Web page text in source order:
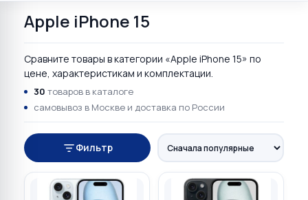
Apple iPhone 15
Сравните товары в категории «Apple iPhone 15» по
цене, характеристикам и комплектации.
30 товаров в каталоге
самовывоз в Москве и доставка по России
Фильтр